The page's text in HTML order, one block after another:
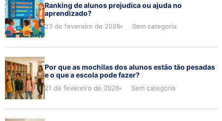
Ranking de alunos prejudica ou ajuda no
aprendizado?
23 de fevereiro de 2026 Sem categoria
Por que as mochilas dos alunos estão tão pesadas
e o que a escola pode fazer?
21 de fevereiro de 2026 Sem categoria